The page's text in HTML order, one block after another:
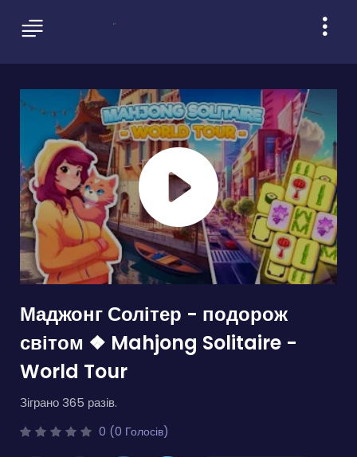
Маджонг Солітер - подорож
світом ❖ Mahjong Solitaire -
World Tour
Зіграно 365 разів.
0 (0 Голосів)